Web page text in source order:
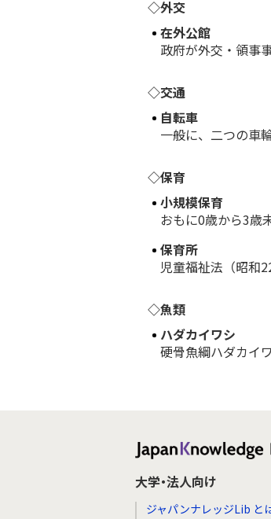
◇外交
在外公館
政府が外交・領事
◇交通
自転車
一般に、二つの車
◇保育
小規模保育
おもに0歳から3歳
保育所
児童福祉法（昭和
◇魚類
ハダカイワシ
硬骨魚綱ハダカイ
大学・法人向け
ジャパンナレッジLib と